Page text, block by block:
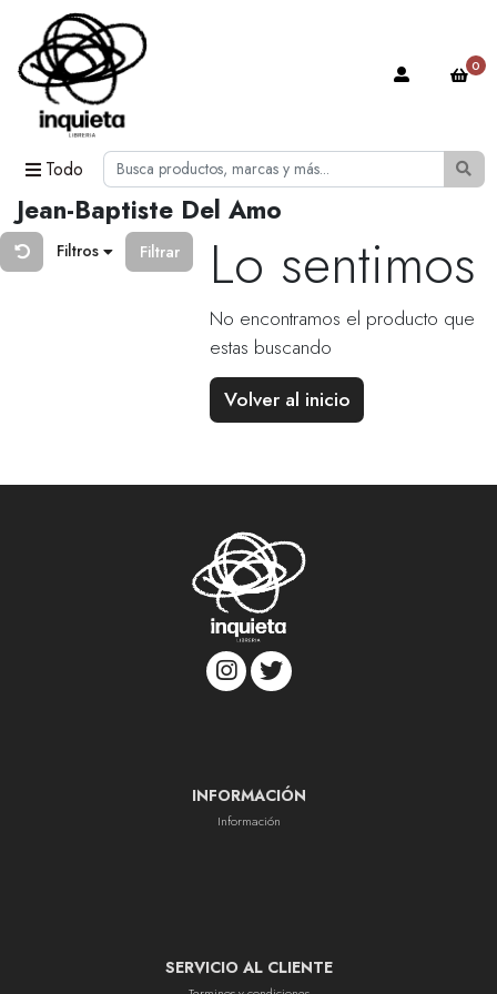
Todo
0
Jean-Baptiste Del Amo
Filtros Filtrar Lo sentimos
No encontramos el producto que
estas buscando
Volver al inicio
INFORMACIÓN
Información
SERVICIO AL CLIENTE